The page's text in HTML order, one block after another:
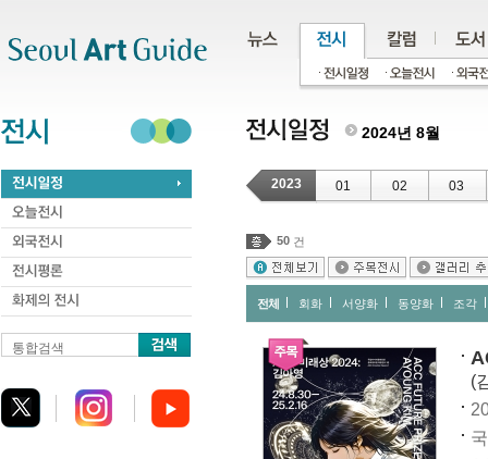
통합검색
2024년 8월
2023 01 02 03
50 건
전체 회화 서양화 동양화 조각
(